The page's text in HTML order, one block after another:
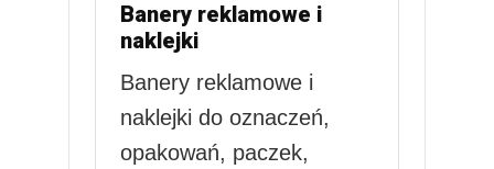
Banery reklamowe i
naklejki
Banery reklamowe i
naklejki do oznaczeń,
opakowań, paczek,